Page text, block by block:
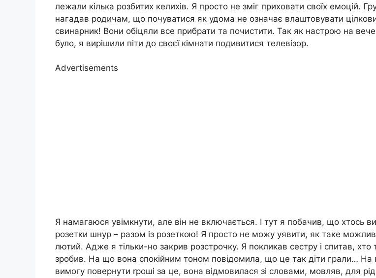
лежали кілька розбитих келихів. Я просто не зміг приховати своїх емоцій.
нагадав родичам, що почуватися як удома не означає влаштовувати
свинарник! Вони обіцяли все прибрати та почистити. Так як настрою на
було, я вирішили піти до своєї кімнати подивитися телевізор.
Advertisements
Я намагаюся увімкнути, але він не включається. І тут я побачив, що хтось
розетки шнур – разом із розеткою! Я просто не можу уявити, як таке
лютий. Адже я тільки-но закрив розстрочку. Я покликав сестру і спитав, хто
зробив. На що вона спокійним тоном повідомила, що це так діти грали…
вимогу повернути rроші за це, вона відмовилася зі словами, мовляв, для